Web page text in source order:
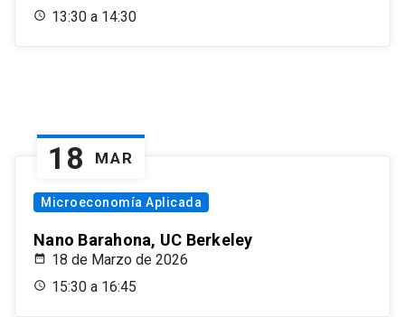
13:30 a 14:30
18 MAR
Microeconomía Aplicada
Nano Barahona, UC Berkeley
18 de Marzo de 2026
15:30 a 16:45